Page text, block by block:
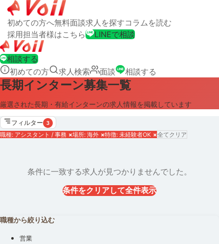
初めての方へ無料面談求人を探すコラムを読む
採用担当者様はこちら
LINEで相談
相談する
初めての方
求人検索 面談 相談する
長期インターン募集一覧
厳選された長期・有給インターンの求人情報を掲載しています
フィルター 3
職種: アシスタント / 事務 ×場所: 海外 ×特徴: 未経験者OK ×全てクリア
条件に一致する求人が見つかりませんでした。
条件をクリアして全件表示
職種から絞り込む
営業